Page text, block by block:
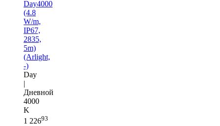
Day4000
(4.8
W/m,
IP67,
2835,
5m)
(Arlight,
-)
Day
|
Дневной
4000
K
1 22693